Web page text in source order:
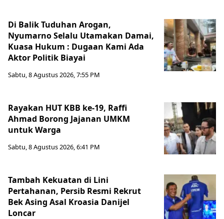
Di Balik Tuduhan Arogan,
Nyumarno Selalu Utamakan Damai,
Kuasa Hukum : Dugaan Kami Ada
Aktor Politik Biayai
Sabtu, 8 Agustus 2026, 7:55 PM
Rayakan HUT KBB ke-19, Raffi
Ahmad Borong Jajanan UMKM
untuk Warga
Sabtu, 8 Agustus 2026, 6:41 PM
Tambah Kekuatan di Lini
Pertahanan, Persib Resmi Rekrut
Bek Asing Asal Kroasia Danijel
Loncar